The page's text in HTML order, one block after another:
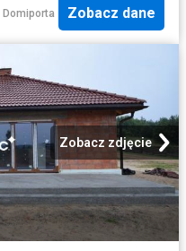
Domiporta Zobacz dane
Zobacz zdjęcie